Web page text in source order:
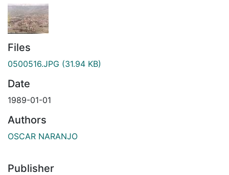
Files
0500516.JPG (31.94 KB)
Date
1989-01-01
Authors
OSCAR NARANJO
Publisher